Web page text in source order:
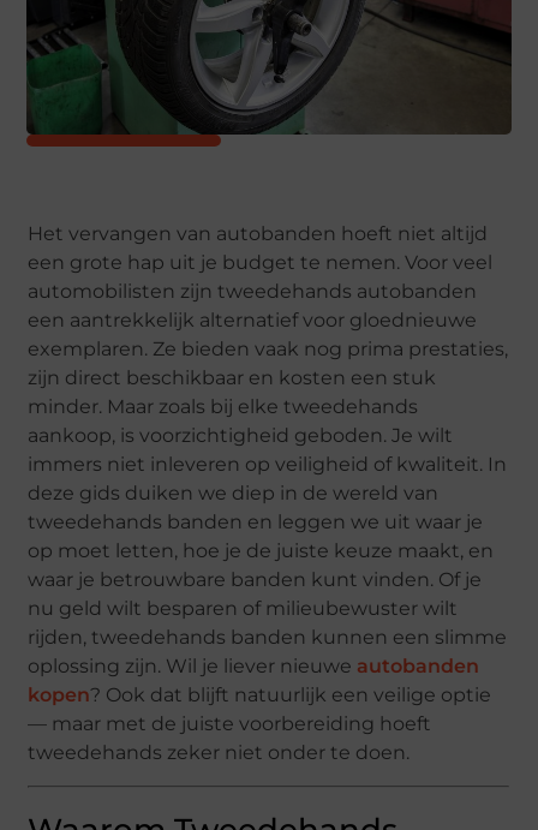
Het vervangen van autobanden hoeft niet altijd
een grote hap uit je budget te nemen. Voor veel
automobilisten zijn tweedehands autobanden
een aantrekkelijk alternatief voor gloednieuwe
exemplaren. Ze bieden vaak nog prima prestaties,
zijn direct beschikbaar en kosten een stuk
minder. Maar zoals bij elke tweedehands
aankoop, is voorzichtigheid geboden. Je wilt
immers niet inleveren op veiligheid of kwaliteit. In
deze gids duiken we diep in de wereld van
tweedehands banden en leggen we uit waar je
op moet letten, hoe je de juiste keuze maakt, en
waar je betrouwbare banden kunt vinden. Of je
nu geld wilt besparen of milieubewuster wilt
rijden, tweedehands banden kunnen een slimme
oplossing zijn. Wil je liever nieuwe autobanden
kopen? Ook dat blijft natuurlijk een veilige optie
— maar met de juiste voorbereiding hoeft
tweedehands zeker niet onder te doen.